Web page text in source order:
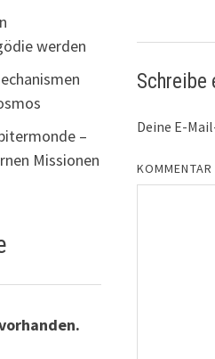
Schreibe
Deine E-
KOMMENTAR
werden
–
Missionen